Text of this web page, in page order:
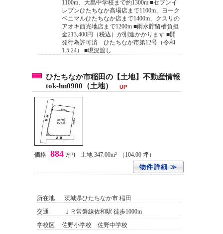
1100m、大島中学校まで約1300m ■セブンイ
レブンひたちなか高場店まで1100m、ヨーク
ベニマルひたちなか店まで1400m、クスリの
アオキ西光地店まで1200m ■雨水貯留槽負担
金213,400円（税込）が別途かかります ■開
発行為許可済 ひたちなか市第12号（令和
1.5.24） ■現況渡し
ひたちなか市稲田の【土地】不動産情報
tok-hn0900（土地）
UP
価格 884 万円 土地 347.00m² （104.00 坪）
物件詳細 ≫
所在地
茨城県ひたちなか市 稲田
交通
ＪＲ常磐線佐和駅 徒歩1000m
学校区
佐野小学校 佐野中学校